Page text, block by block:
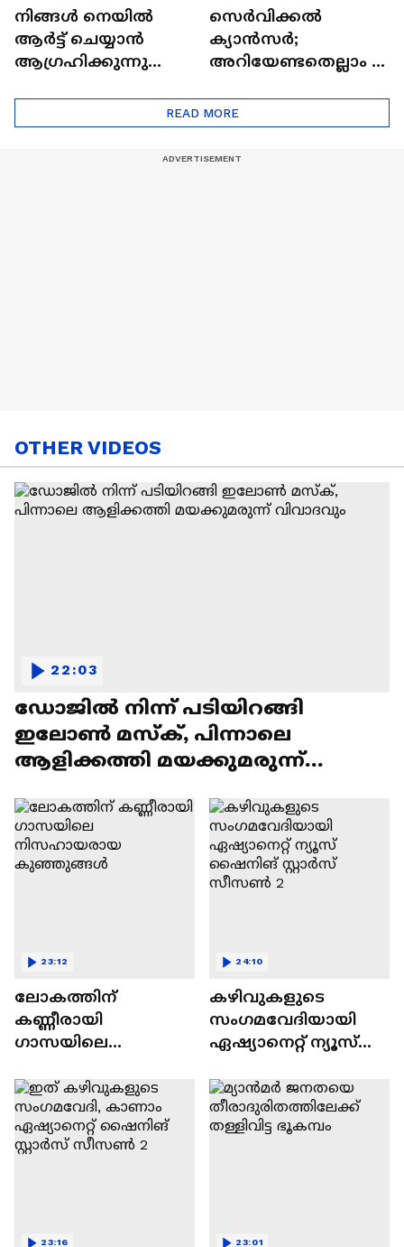
നിങ്ങൾ നെയിൽ
ആർട്ട് ചെയ്യാൻ
ആഗ്രഹിക്കുന്നുണ്ടോ
ട്രെൻഡിനെക്കുറിച്ച് |
Nail Art | Trends Cafe
സെർവിക്കൽ
ക്യാൻസർ;
അറിയേണ്ടതെല്ലാം |
Cancer
READ MORE
OTHER VIDEOS
ഡോജിൽ നിന്ന് പടിയിറങ്ങി
ഇലോൺ മസ്ക്, പിന്നാലെ
ആളിക്കത്തി മയക്കുമരുന്ന്
22:03
ലോകത്തിന്
കണ്ണീരായി
ഗാസയിലെ
കുഞ്ഞുങ്ങൾ
23:12
കഴിവുകളുടെ
സംഗമവേദിയായി
ഏഷ്യാനെറ്റ് ന്യൂസ്
സീസൺ 2
24:10
23:16 23:01